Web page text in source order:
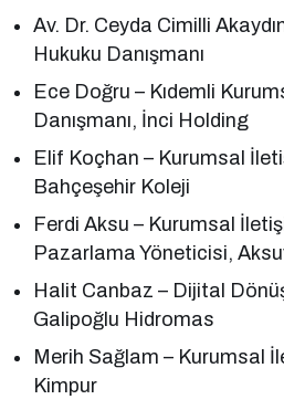
Av. Dr. Ceyda Cimilli
Hukuku Danışmanı
Ece Doğru – Kıdemli
Danışmanı, İnci Holding
Elif Koçhan – Kurumsal
Bahçeşehir Koleji
Ferdi Aksu – Kurumsal
Pazarlama Yöneticisi,
Halit Canbaz – Dijital
Galipoğlu Hidromas
Merih Sağlam – Kurumsal
Kimpur